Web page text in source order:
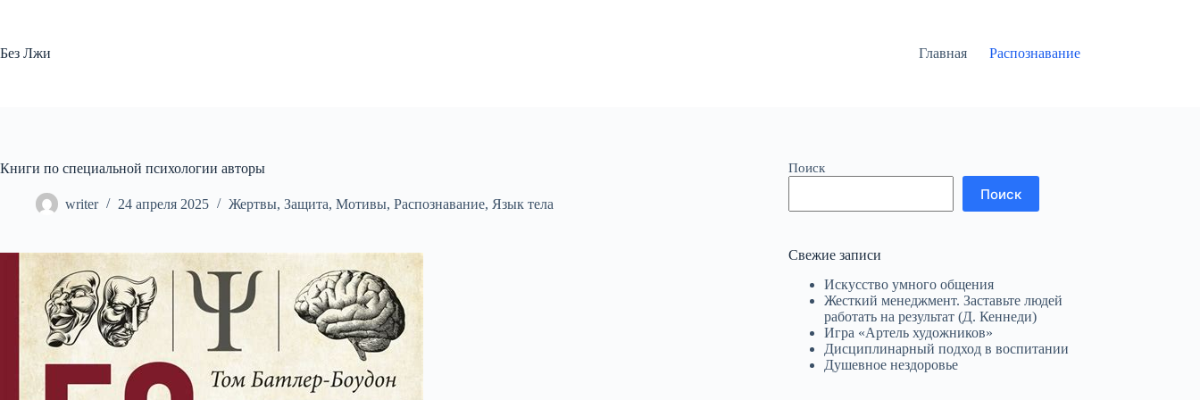
Без Лжи
Главная Распознавание
Книги по специальной психологии авторы
writer 24 апреля 2025 Жертвы, Защита, Мотивы, Распознавание, Язык тела
Поиск
Поиск
Свежие записи
Искусство умного общения
Жесткий менеджмент. Заставьте людей
работать на результат (Д. Кеннеди)
Игра «Артель художников»
Дисциплинарный подход в воспитании
Душевное нездоровье